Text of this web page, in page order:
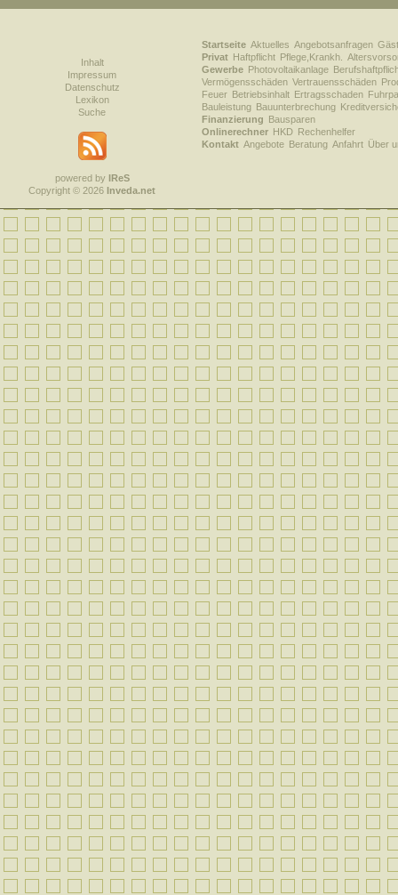
Inhalt
Impressum
Datenschutz
Lexikon
Suche
powered by IReS
Copyright © 2026 Inveda.net
Startseite Aktuelles Angebotsanfragen
Privat Haftpflicht Pflege,Krankh.
Gewerbe Photovoltaikanlage
Vermögensschäden Vertrauensschäden
Feuer Betriebsinhalt Ertragsschaden
Bauleistung Bauunterbrechung
Finanzierung Bausparen
Onlinerechner HKD Rechenhelfer
Kontakt Angebote Beratung Anfahrt Über